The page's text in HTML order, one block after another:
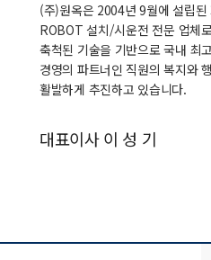
(주)원옥은 2004년 9월에 설립
ROBOT 설치/시운전 전문 업체
축척된 기술을 기반으로 국내 최
경영의 파트너인 직원의 복지와
활발하게 추진하고 있습니다.
대표이사 이 성 기